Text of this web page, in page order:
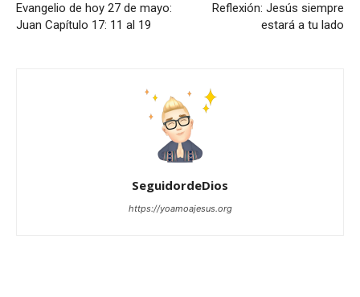
Evangelio de hoy 27 de mayo:
Juan Capítulo 17: 11 al 19
Reflexión: Jesús siempre
estará a tu lado
SeguidordeDios
https://yoamoajesus.org